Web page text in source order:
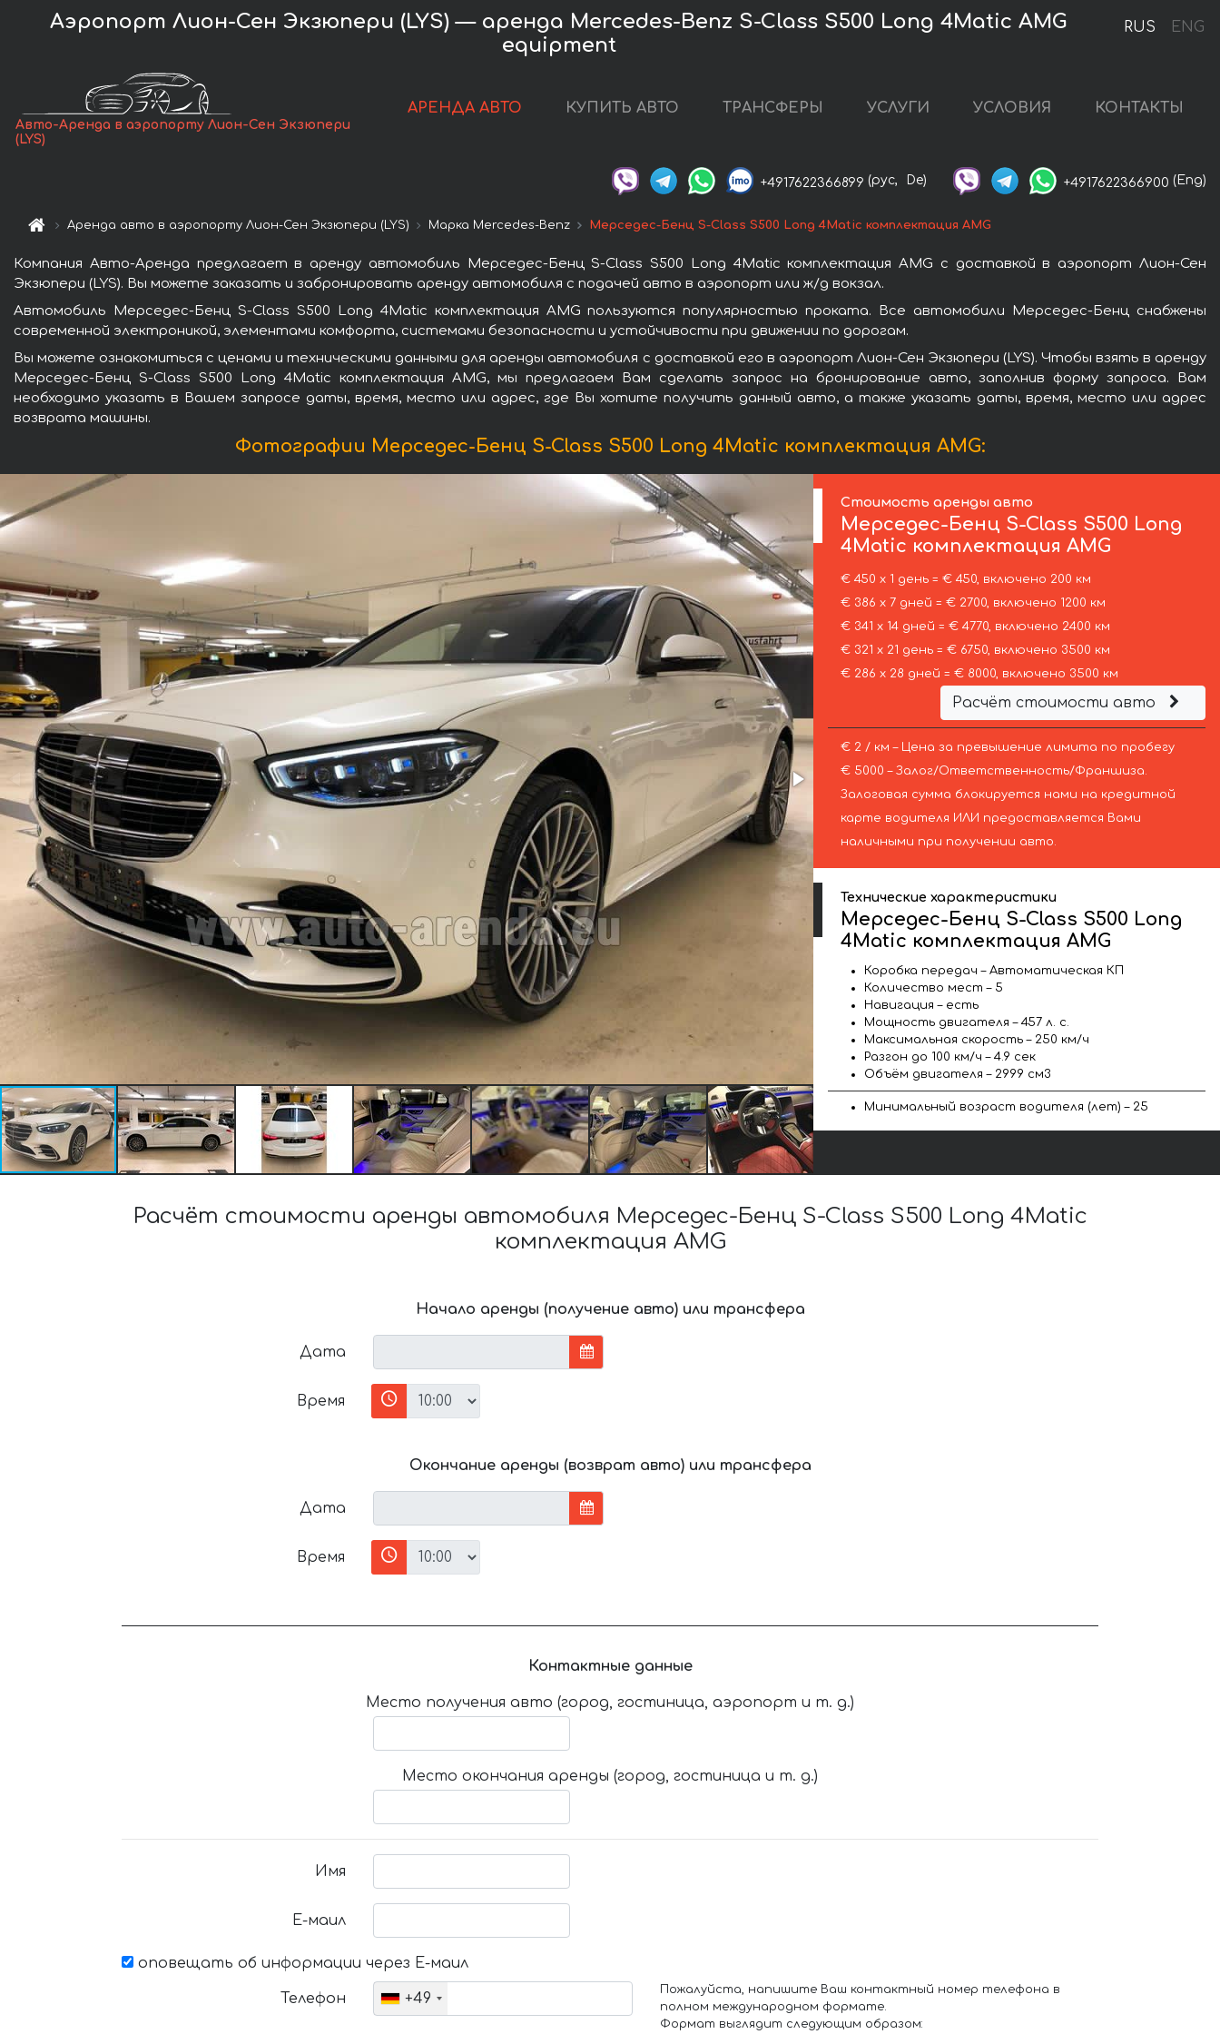
RUS ENG
Аэропорт Лион-Сен Экзюпери (LYS) — аренда Mercedes-Benz S-Class S500 Long 4Matic AMG
equipment
Авто-Аренда в аэропорту Лион-Сен Экзюпери
(LYS)
АРЕНДА АВТО КУПИТЬ АВТО ТРАНСФЕРЫ УСЛУГИ УСЛОВИЯ КОНТАКТЫ
+4917622366899 (рус, De) +4917622366900 (Eng)
Аренда авто в аэропорту Лион-Сен Экзюпери (LYS) Марка Mercedes-Benz Мерседес-Бенц S-Class S500 Long 4Matic комплектация AMG
Компания Авто-Аренда предлагает в аренду автомобиль Мерседес-Бенц S-Class S500 Long 4Matic комплектация AMG с доставкой в аэропорт Лион-Сен
Экзюпери (LYS). Вы можете заказать и забронировать аренду автомобиля с подачей авто в аэропорт или ж/д вокзал.
Автомобиль Мерседес-Бенц S-Class S500 Long 4Matic комплектация AMG пользуются популярностью проката. Все автомобили Мерседес-Бенц снабжены
современной электроникой, элементами комфорта, системами безопасности и устойчивости при движении по дорогам.
Вы можете ознакомиться с ценами и техническими данными для аренды автомобиля с доставкой его в аэропорт Лион-Сен Экзюпери (LYS). Чтобы взять в аренду
Мерседес-Бенц S-Class S500 Long 4Matic комплектация AMG, мы предлагаем Вам сделать запрос на бронирование авто, заполнив форму запроса. Вам
необходимо указать в Вашем запросе даты, время, место или адрес, где Вы хотите получить данный авто, а также указать даты, время, место или адрес
возврата машины.
Фотографии Мерседес-Бенц S-Class S500 Long 4Matic комплектация AMG:
Стоимость аренды авто
Мерседес-Бенц S-Class S500 Long
4Matic комплектация AMG
€ 450 х 1 день = € 450, включено 200 км
€ 386 х 7 дней = € 2700, включено 1200 км
€ 341 х 14 дней = € 4770, включено 2400 км
€ 321 х 21 день = € 6750, включено 3500 км
€ 286 х 28 дней = € 8000, включено 3500 км
Расчёт стоимости авто
€ 2 / км – Цена за превышение лимита по пробегу
€ 5000 – Залог/Ответственность/Франшиза.
Залоговая сумма блокируется нами на кредитной
карте водителя ИЛИ предоставляется Вами
наличными при получении авто.
Технические характеристики
Мерседес-Бенц S-Class S500 Long
4Matic комплектация AMG
Коробка передач – Автоматическая КП
Количество мест – 5
Навигация – есть
Мощность двигателя – 457 л. с.
Максимальная скорость – 250 км/ч
Разгон до 100 км/ч – 4.9 сек
Объём двигателя – 2999 см3
Минимальный возраст водителя (лет) – 25
Расчёт стоимости аренды автомобиля Мерседес-Бенц S-Class S500 Long 4Matic
комплектация AMG
Начало аренды (получение авто) или трансфера
Дата
Время
Окончание аренды (возврат авто) или трансфера
Дата
Время
Контактные данные
Место получения авто (город, гостиница, аэропорт и т. д.)
Место окончания аренды (город, гостиница и т. д.)
Имя
Е-маил
оповещать об информации через Е-маил
Телефон +49
Пожалуйста, напишите Ваш контактный номер телефона в
полном международном формате.
Формат выглядит следующим образом: